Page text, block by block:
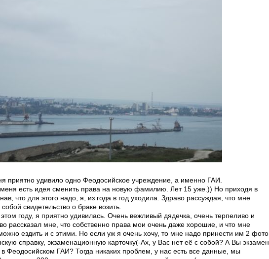
приятно удивило одно Феодосийское учреждение, а именно ГАИ.
есть идея сменить права на новую фамилию. Лет 15 уже.)) Но приходя в
что для этого надо, я, из года в год уходила. Здраво рассуждая, что мне
свидетельство о браке возить.
году, я приятно удивилась. Очень вежливый дядечка, очень терпеливо и
рассказал мне, что собственно права мои очень даже хорошие, и что мне
ездить и с этими. Но если уж я очень хочу, то мне надо принести им 2 фото,
справку, экзаменационную карточку(-Ах, у Вас нет её с собой? А Вы экзамен
в Феодосийском ГАИ? Тогда никаких проблем, у нас есть все данные, мы